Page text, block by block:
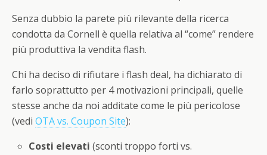
Senza dubbio la parete più rilevante della ricerca
condotta da Cornell è quella relativa al “come” rendere
più produttiva la vendita flash.
Chi ha deciso di rifiutare i flash deal, ha dichiarato di
farlo soprattutto per 4 motivazioni principali, quelle
stesse anche da noi additate come le più pericolose
(vedi OTA vs. Coupon Site):
Costi elevati (sconti troppo forti vs.